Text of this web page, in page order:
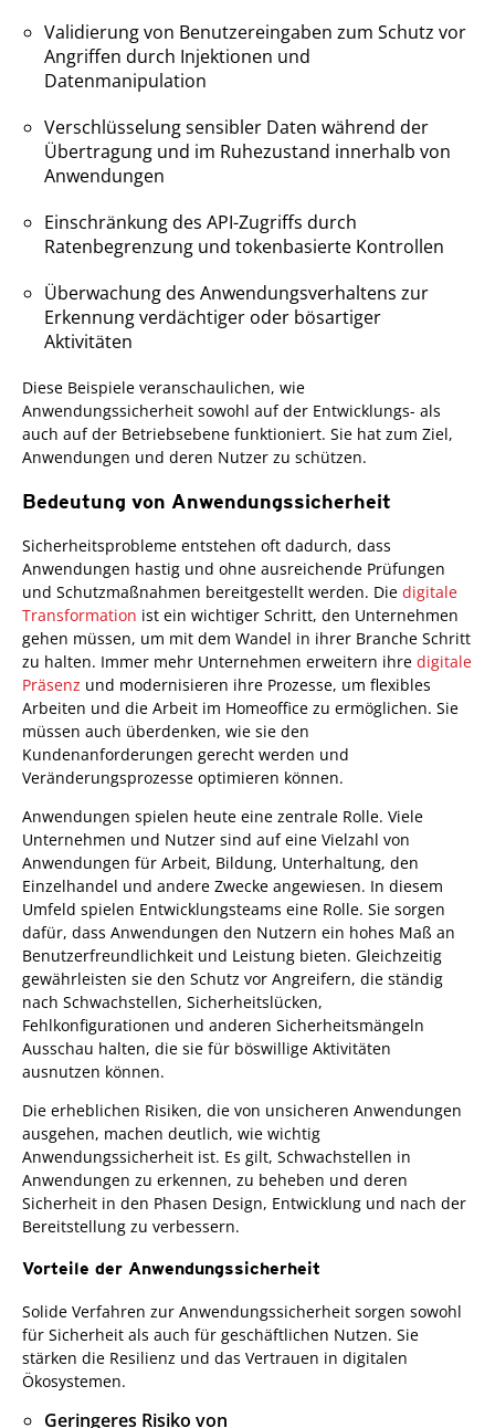
Validierung von Benutzereingaben zum Schutz vor
Angriffen durch Injektionen und
Datenmanipulation
Verschlüsselung sensibler Daten während der
Übertragung und im Ruhezustand innerhalb von
Anwendungen
Einschränkung des API-Zugriffs durch
Ratenbegrenzung und tokenbasierte Kontrollen
Überwachung des Anwendungsverhaltens zur
Erkennung verdächtiger oder bösartiger
Aktivitäten
Diese Beispiele veranschaulichen, wie
Anwendungssicherheit sowohl auf der Entwicklungs- als
auch auf der Betriebsebene funktioniert. Sie hat zum Ziel,
Anwendungen und deren Nutzer zu schützen.
Bedeutung von Anwendungssicherheit
Sicherheitsprobleme entstehen oft dadurch, dass
Anwendungen hastig und ohne ausreichende Prüfungen
und Schutzmaßnahmen bereitgestellt werden. Die digitale
Transformation ist ein wichtiger Schritt, den Unternehmen
gehen müssen, um mit dem Wandel in ihrer Branche Schritt
zu halten. Immer mehr Unternehmen erweitern ihre digitale
Präsenz und modernisieren ihre Prozesse, um flexibles
Arbeiten und die Arbeit im Homeoffice zu ermöglichen. Sie
müssen auch überdenken, wie sie den
Kundenanforderungen gerecht werden und
Veränderungsprozesse optimieren können.
Anwendungen spielen heute eine zentrale Rolle. Viele
Unternehmen und Nutzer sind auf eine Vielzahl von
Anwendungen für Arbeit, Bildung, Unterhaltung, den
Einzelhandel und andere Zwecke angewiesen. In diesem
Umfeld spielen Entwicklungsteams eine Rolle. Sie sorgen
dafür, dass Anwendungen den Nutzern ein hohes Maß an
Benutzerfreundlichkeit und Leistung bieten. Gleichzeitig
gewährleisten sie den Schutz vor Angreifern, die ständig
nach Schwachstellen, Sicherheitslücken,
Fehlkonfigurationen und anderen Sicherheitsmängeln
Ausschau halten, die sie für böswillige Aktivitäten
ausnutzen können.
Die erheblichen Risiken, die von unsicheren Anwendungen
ausgehen, machen deutlich, wie wichtig
Anwendungssicherheit ist. Es gilt, Schwachstellen in
Anwendungen zu erkennen, zu beheben und deren
Sicherheit in den Phasen Design, Entwicklung und nach der
Bereitstellung zu verbessern.
Vorteile der Anwendungssicherheit
Solide Verfahren zur Anwendungssicherheit sorgen sowohl
für Sicherheit als auch für geschäftlichen Nutzen. Sie
stärken die Resilienz und das Vertrauen in digitalen
Ökosystemen.
Geringeres Risiko von